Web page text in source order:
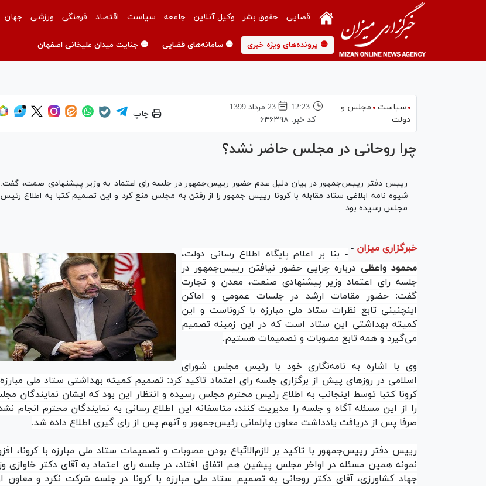
قضایی حقوق بشر وکیل آنلاین جامعه سیاست اقتصاد فرهنگی ورزشی جهان
🟡 پرونده‌های ویژه خبری 🟡 سامانه‌های قضایی 🟡 جنایت میدان علیخانی اصفهان
سیاست
مجلس و
دولت
12:23
23 مرداد 1399
کد خبر: ۶۴۶۳۹۸
چاپ
چرا روحانی در مجلس حاضر نشد؟
رییس دفتر رییس‌جمهور در بیان دلیل عدم حضور رییس‌جمهور در جلسه رای اعتماد به وزیر پیشنهادی صمت، گفت:
شیوه نامه ابلاغی ستاد مقابله با کرونا رییس جمهور را از رفتن به مجلس منع کرد و این تصمیم کتبا به اطلاع رئیس
مجلس رسیده بود.
خبرگزاری میزان - - بنا بر اعلام پایگاه اطلاع رسانی دولت،
محمود واعظی درباره چرایی حضور نیافتن رییس‌جمهور در
جلسه رای اعتماد وزیر پیشنهادی صنعت، معدن و تجارت
گفت: حضور مقامات ارشد در جلسات عمومی و اماکن
اینچنینی تابع نظرات ستاد ملی مبارزه با کروناست و این
کمیته بهداشتی این ستاد است که در این زمینه تصمیم
می‌گیرد و همه تابع مصوبات و تصمیمات هستیم.
وی با اشاره به نامه‌نگاری خود با رئیس مجلس شورای
اسلامی در روز‌های پیش از برگزاری جلسه رای اعتماد تاکید کرد: تصمیم کمیته بهداشتی ستاد ملی مبارزه
کرونا کتبا توسط اینجانب به اطلاع رئیس محترم مجلس رسیده و انتظار این بود که ایشان نمایندگان
را از این مسئله آگاه و جلسه را مدیریت کنند، متاسفانه این اطلاع رسانی به نمایندگان محترم انجام
صرفا پس از دریافت یادداشت معاون پارلمانی رئیس‌جمهور و آنهم پس از رای گیری اطلاع داده شد.
رییس دفتر رییس‌جمهور با تاکید بر لازم‌الاتّباع بودن مصوبات و تصمیمات ستاد ملی مبارزه با کرونا،
نمونه همین مسئله در اواخر مجلس پیشین هم اتفاق افتاد، در جلسه رای اعتماد به آقای دکتر خاوازی
جهاد کشاورزی، آقای دکتر روحانی به تصمیم ستاد ملی مبارزه با کرونا در جلسه شرکت نکرد و معاون